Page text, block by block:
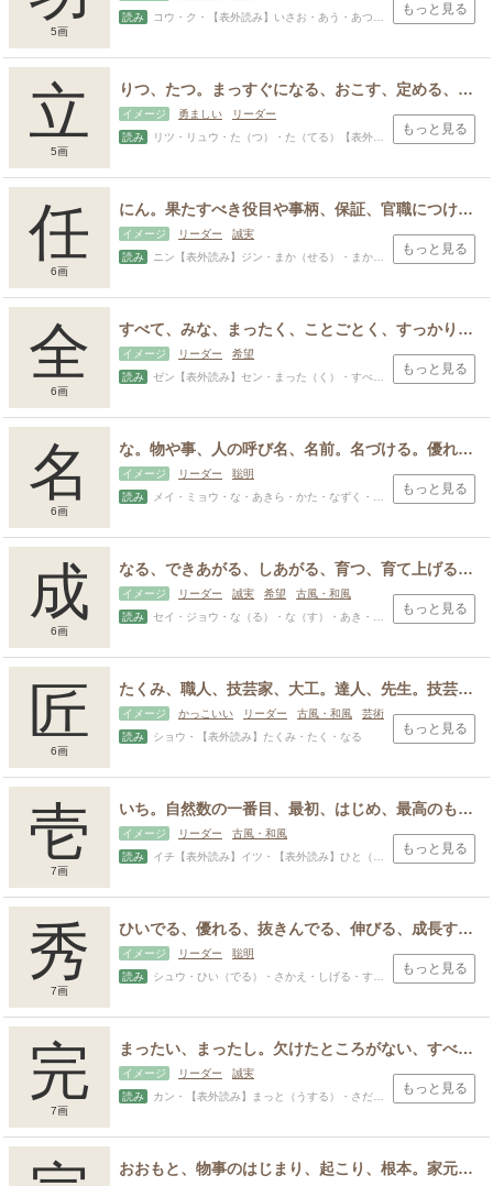
5画
読み
コウ・ク・【表外読み】いさお・あう・あつ・いさ・いさお・いさおし・こと・つとむ・つとめ・なり・なる・のり・かた・かつ
もっと見る
立
5画
りつ、たつ。まっすぐになる、おこす、定める、季節がはじまる、存在する、地位につくまたはつける。三次元・三乗に関する事柄を表す語。
イメージ 勇ましい
リーダー
読み
リツ・リュウ・た（つ）・た（てる）【表外読み】リットル・たち・たつ・たつる・たて・たる・たか・たかし・のぼる・はる
もっと見る
任
6画
にん。果たすべき役目や事柄、保証、官職につける、役目をあたえる、まかせる、勝手にさせる。
イメージ リーダー
誠実
読み
ニン【表外読み】ジン・まか（せる）・まか（す）・あたる・たえ・ただ・たね・たもつ・たか・たかし・と・とう・のり・ひで・まかし
もっと見る
全
6画
すべて、みな、まったく、ことごとく、すっかり。欠けのない、すべて備わっている。 まっとすうる、無事になしとげる。あらゆる、すべて。
イメージ リーダー
希望
読み
ゼン【表外読み】セン・まった（く）・すべ（て）・あきら・うつ・たけ・たもつ・とも・はる・まさ・また・みつ・やす・よし
もっと見る
スポンサードリンク
名
6画
な。物や事、人の呼び名、名前。名づける。優れている、立派、有名。評判、名誉、功績、ほまれ。優れた様子、評判である様子。うわべ、形式。
イメージ リーダー
聡明
読み
メイ・ミョウ・な・あきら・かた・なずく・もり
もっと見る
成
6画
なる、できあがる、しあがる、育つ、育て上げる。なす、成し遂げる。実る。～に変化する。よい、立派な、大きい。整った、できあがった。
イメージ リーダー 誠実 希望
古風・和風
読み
セイ・ジョウ・な（る）・な（す）・あき・あきら・おさむ・さだ・さだむ・しげ・しげる・なり・のり・はかる・ひで・ひら・ふさ・まさ・みち・みのる・よし
もっと見る
匠
6画
たくみ、職人、技芸家、大工。達人、先生。技芸や芸術に長けた人。ある分野において非常に優れた人。かしら、棟梁。細工、制作。
イメージ かっこいい リーダー 古風・和風
芸術
読み
ショウ・【表外読み】たくみ・たく・なる
もっと見る
壱
7画
いち。自然数の一番目、最初、はじめ、最高のもの、金銭証書などに用いる一の大字。壱岐の略。
イメージ リーダー
古風・和風
読み
イチ【表外読み】イツ・【表外読み】ひと（つ）・い・さね・はじめ・もろ・かず
もっと見る
秀
7画
ひいでる、優れる、抜きんでる、伸びる、成長する。ひときわ優れている。優れた人、優れたもの。花。花が咲く、芽が出る。
イメージ リーダー
聡明
読み
シュウ・ひい（でる）・さかえ・しげる・すえ・ひいず・ひで・ひでし・ほ・ほず・ほら・みつ・みのる・よし
もっと見る
完
7画
まったい、まったし。欠けたところがない、すべて備わっている。すっかり、まったく。まっとうする、事を終える。完全に保つ。終わり。
イメージ リーダー
誠実
読み
カン・【表外読み】まっと（うする）・さだ・たもつ・なる・ひろ・ひろし・まさ・また・またし・みつ・ゆたか
もっと見る
おおもと、物事のはじまり、起こり、根本。家元、祖先、本家。祖先をまつるところ。かしら、おさ、中心人物、人々が尊敬する人物。神仏の教え、教義、教理。